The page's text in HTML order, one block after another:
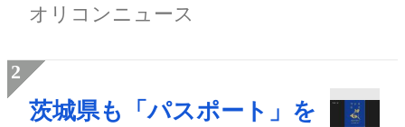
オリコンニュース
茨城県も「パスポート」を